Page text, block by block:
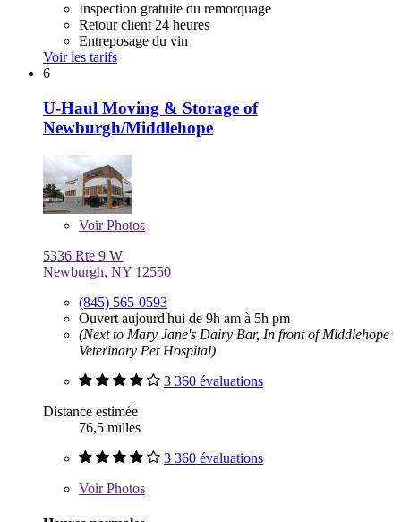
Inspection gratuite du remorquage
Retour client 24 heures
Entreposage du vin
Voir les tarifs
6
U-Haul Moving & Storage of
Newburgh/Middlehope
VoirPhotos
5336 Rte 9 W
Newburgh, NY 12550
(845) 565-0593
Ouvert aujourd'hui de 9h am à 5h pm
(Next to Mary Jane's Dairy Bar, In front of Middlehope
Veterinary Pet Hospital)
3 360 évaluations
Distance estimée
76,5 milles
3 360 évaluations
VoirPhotos